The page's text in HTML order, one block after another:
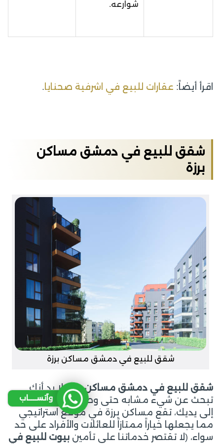
شوارعه.
اقرأ أيضاً: عقارات للبيع في اشرفية صحنايا .
شقق للبيع في دمشق مساكن
برزة
شقق للبيع في دمشق مساكن برزة
شقق للبيع في دمشق مساكن برزة، لا بد أنك
تبحث عن شيء مشابه حتى وصلت مقالتنا هذه
إلى يديك، تقع مساكن برزة في موقع استراتيجي
مما يجعلها خياراً ممتازاً للعائلات والأفراد على حد
سواء، (لا تقتصر خدماتنا على تأمين بيوت للبيع في
وآتســــاب